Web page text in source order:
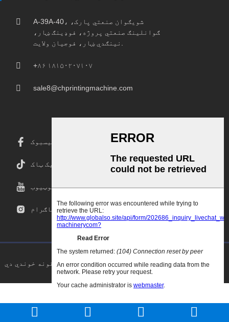
A-39A-40، شویګوان صنعتي پارک،
ګوانلینګ صنعتي پروژه، فوډینګ ښار،
+۸۶ ۱۸۱۵۰۲۰۷۱۰۷
sale8@chprintingmachine.com
فیسبوک
ټیک ټاک
یوټیوب
انسټاګرام
د کاپي حق © ۲۰۲۵ ګوډاو.سي این ټول حقونه خوندي دي